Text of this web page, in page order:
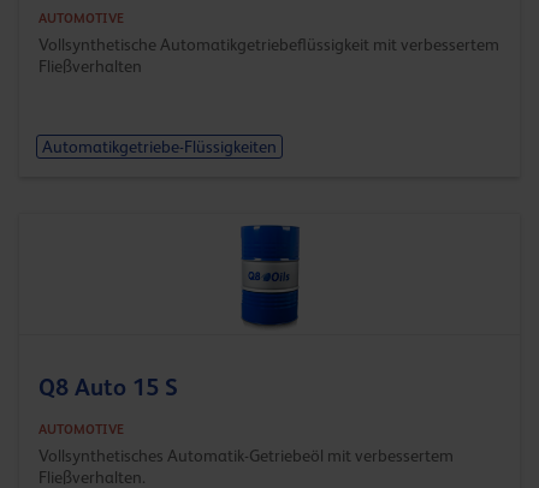
AUTOMOTIVE
Vollsynthetische Automatikgetriebeflüssigkeit mit verbessertem
Fließverhalten
Automatikgetriebe-Flüssigkeiten
Q8 Auto 15 S
AUTOMOTIVE
Vollsynthetisches Automatik-Getriebeöl mit verbessertem
Fließverhalten.